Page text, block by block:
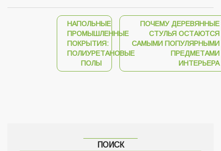
НАПОЛЬНЫЕ
ПРОМЫШЛЕННЫЕ
ПОКРЫТИЯ:
ПОЛИУРЕТАНОВЫЕ
ПОЛЫ
ПОЧЕМУ ДЕРЕВЯННЫЕ
СТУЛЬЯ ОСТАЮТСЯ
САМЫМИ ПОПУЛЯРНЫМИ
ПРЕДМЕТАМИ
ИНТЕРЬЕРА
ПОИСК